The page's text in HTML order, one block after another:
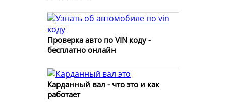
Проверка авто по VIN коду -
бесплатно онлайн
Карданный вал - что это и как
работает